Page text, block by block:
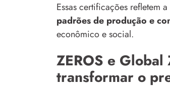
Essas certificações refletem a
padrões de produção e
econômico e social.
ZEROS e
transformar o